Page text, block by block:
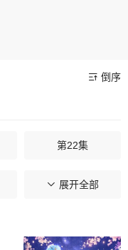
倒序
第22集
第19集
展开全部